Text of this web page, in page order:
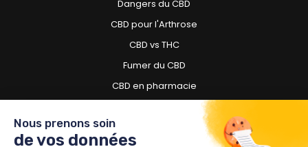
Dangers du CBD
CBD pour l'Arthrose
CBD vs THC
Fumer du CBD
CBD en pharmacie
Besoin d'acheter du CBD ?
Nous prenons soin
de vos données